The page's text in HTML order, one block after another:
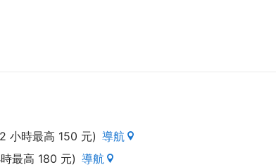
不但地方性有线电视台，更获得民视、客家.....
小時最高 150 元) 導航
最高 180 元) 導航